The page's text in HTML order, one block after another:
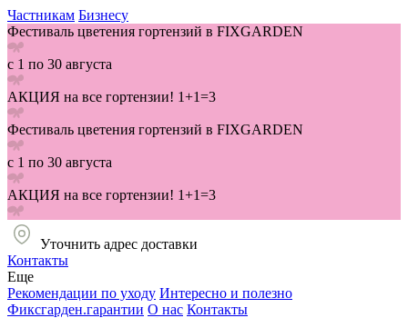
Частникам Бизнесу
Фестиваль цветения гортензий в FIXGARDEN
с 1 по 30 августа
АКЦИЯ на все гортензии! 1+1=3
Фестиваль цветения гортензий в FIXGARDEN
с 1 по 30 августа
АКЦИЯ на все гортензии! 1+1=3
Уточнить адрес доставки
Контакты
Еще
Рекомендации по уходу Интересно и полезно
Фиксгарден.гарантии О нас Контакты